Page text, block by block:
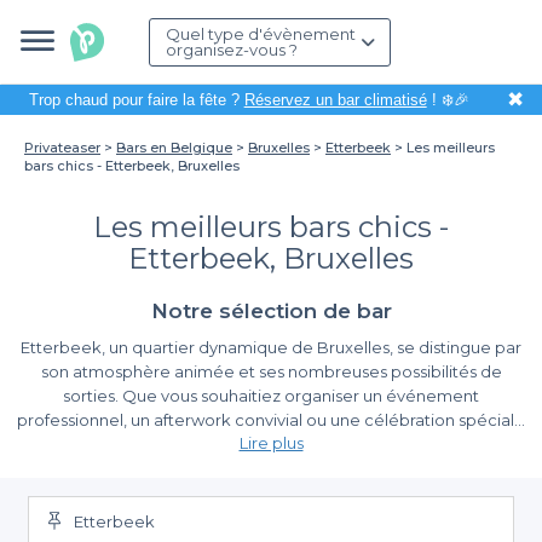
Quel type d'évènement
organisez-vous ?
Trop chaud pour faire la fête ? Réservez un bar climatisé! ❄️🎉 ✖
Privateaser Bars en Belgique Bruxelles Etterbeek
Les meilleurs
bars chics - Etterbeek, Bruxelles
Les meilleurs bars chics -
Etterbeek, Bruxelles
Notre sélection de bar
Etterbeek, un quartier dynamique de Bruxelles, se distingue par
son atmosphère animée et ses nombreuses possibilités de
sorties. Que vous souhaitiez organiser un événement
professionnel, un afterwork convivial ou une célébration spéciale
entre amis, choisir un bar chic à Etterbeek est une option idéale
événement demande un peu de préparation, entre la
recherche de l’établissement parfait et la coordination des
La plateforme Privateaser propose une expérience de
Lire plus
Etterbeek